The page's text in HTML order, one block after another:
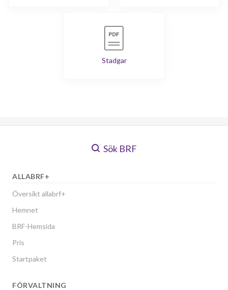
Stadgar
Sök BRF
ALLABRF+
Översikt allabrf+
Hemnet
BRF-Hemsida
Pris
Startpaket
FÖRVALTNING